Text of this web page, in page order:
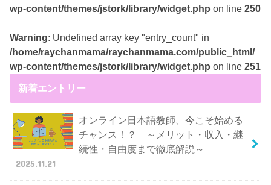
wp-content/themes/jstork/library/widget.php on line250
Warning: Undefined array key "entry_count" in
/home/raychanmama/raychanmama.com/public_html/
wp-content/themes/jstork/library/widget.php on line251
新着エントリー
オンライン日本語教師、今こそ始める
チャンス！？ ～メリット・収入・継
続性・自由度まで徹底解説～
2025.11.21